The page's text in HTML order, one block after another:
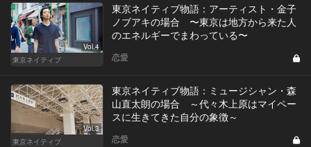
Vol.4
東京ネイティブ
東京ネイティブ物語：アーティスト・金子
ノブアキの場合 〜東京は地方から来た人
のエネルギーでまわっている〜
恋愛
Vol.3
東京ネイティブ
東京ネイティブ物語：ミュージシャン・森
山直太朗の場合 ～代々木上原はマイペー
スに生きてきた自分の象徴～
恋愛